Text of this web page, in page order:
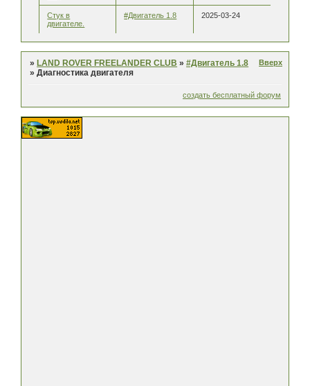
Стук в
двигателе.
#Двигатель 1.8 2025-03-24
» LAND ROVER FREELANDER CLUB »#Двигатель 1.8
»Диагностика двигателя
Вверх
создать бесплатный форум